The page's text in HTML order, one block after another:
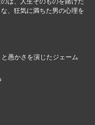
は、人生そのものを賭けた
、狂気に満ちた男の心理を
愚かさを演じたジェーム